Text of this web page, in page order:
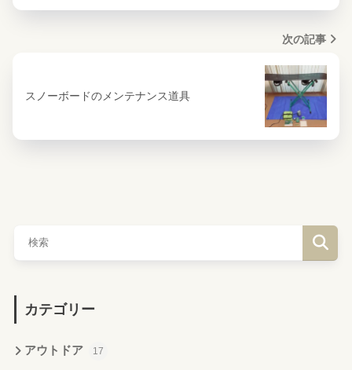
次の記事
スノーボードのメンテナンス道具
カテゴリー
アウトドア 17